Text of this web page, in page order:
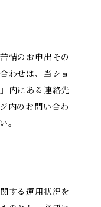
情のお申出その
わせは、当ショ
内にある連絡先
内のお問い合わ
。
する運用状況を